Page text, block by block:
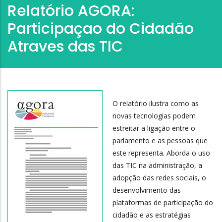
Relatório AGORA:
Participaçao do Cidadão
Atraves das TIC
O relatório ilustra como as
novas tecnologias podem
estreitar a ligação entre o
parlamento e as pessoas que
este representa. Aborda o uso
das TIC na administração, a
adopção das redes sociais, o
desenvolvimento das
plataformas de participação do
cidadão e as estratégias